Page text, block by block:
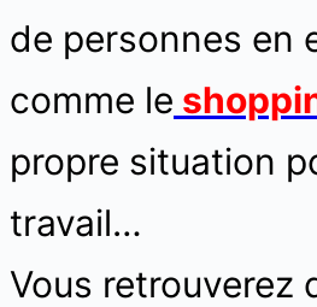
de personnes en
comme le
propre situation
travail…
Vous retrouverez